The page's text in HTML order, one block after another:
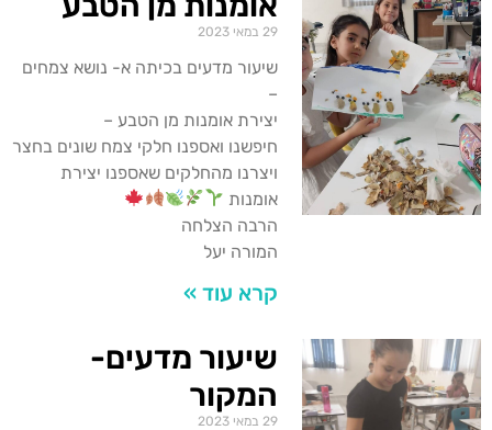
29 במאי 2023
שיעור מדעים בכיתה א- נושא צמחים
–
יצירת אומנות מן הטבע –
חיפשנו ואספנו חלקי צמח שונים בחצר
ויצרנו מהחלקים שאספנו יצירת
אומנות
הרבה הצלחה
המורה יעל
קרא עוד »
שיעור מדעים-
המקור
29 במאי 2023